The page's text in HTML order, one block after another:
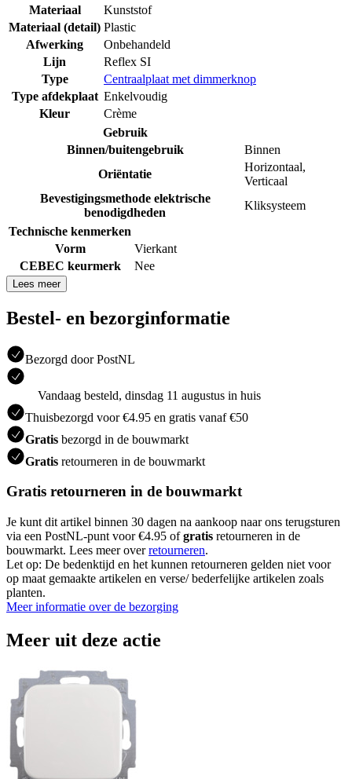
Materiaal
Kunststof
Materiaal (detail) Plastic
Afwerking
Onbehandeld
Lijn
Reflex SI
Type
Centraalplaat met dimmerknop
Type afdekplaat Enkelvoudig
Kleur
Crème
Gebruik
Binnen/buitengebruik
Binnen
Oriëntatie
Horizontaal,
Verticaal
Bevestigingsmethode elektrische
benodigdheden
Kliksysteem
Technische kenmerken
Vorm
Vierkant
CEBEC keurmerk
Nee
Lees meer
Bestel- en bezorginformatie
Bezorgd door PostNL
Vandaag besteld, dinsdag 11 augustus in huis
Thuisbezorgd voor €4.95 en gratis vanaf €50
Gratis bezorgd in de bouwmarkt
Gratis retourneren in de bouwmarkt
Gratis retourneren in de bouwmarkt
Je kunt dit artikel binnen 30 dagen na aankoop naar ons terugsturen
via een PostNL-punt voor €4.95 ofgratis retourneren in de
bouwmarkt. Lees meer overretourneren.
Let op: De bedenktijd en het kunnen retourneren gelden niet voor
op maat gemaakte artikelen en verse/ bederfelijke artikelen zoals
planten.
Meer informatie over de bezorging
Meer uit deze actie